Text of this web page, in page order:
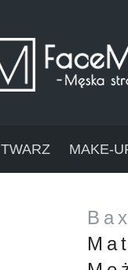
TWARZ MAKE-